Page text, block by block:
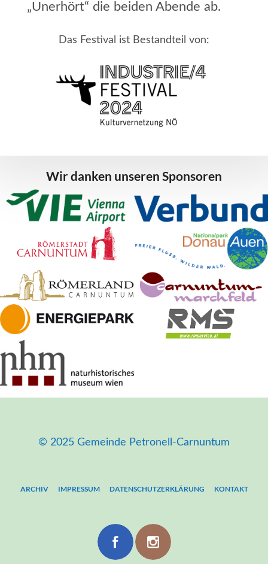
„Unerhört“ die beiden Abende ab.
Das Festival ist Bestandteil von:
Wir danken unseren Sponsoren
© 2025 Gemeinde Petronell-Carnuntum
ARCHIV IMPRESSUM DATENSCHUTZERKLÄRUNG KONTAKT